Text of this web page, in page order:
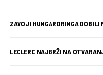
ZAVOJI HUNGARORINGA DOBILI
LECLERC NAJBRŽI NA